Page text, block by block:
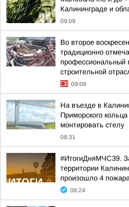
Калининграде и
09:09
Во второе
традиционно
профессиональный
строительной
09:09
На въезде в
Приморского
монтировать стелу
08:31
#ИтогиДняМЧС39.
территории
произошло 4 пожара
08:24